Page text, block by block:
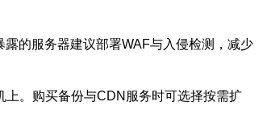
的服务器建议部署WAF与入侵检测，减少
。购买备份与CDN服务时可选择按需扩